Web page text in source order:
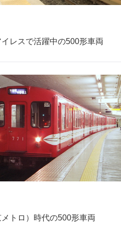
レスで活躍中の500形車両
トロ）時代の500形車両